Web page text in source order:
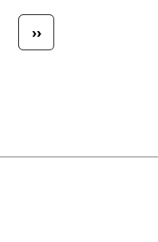
Następna
››